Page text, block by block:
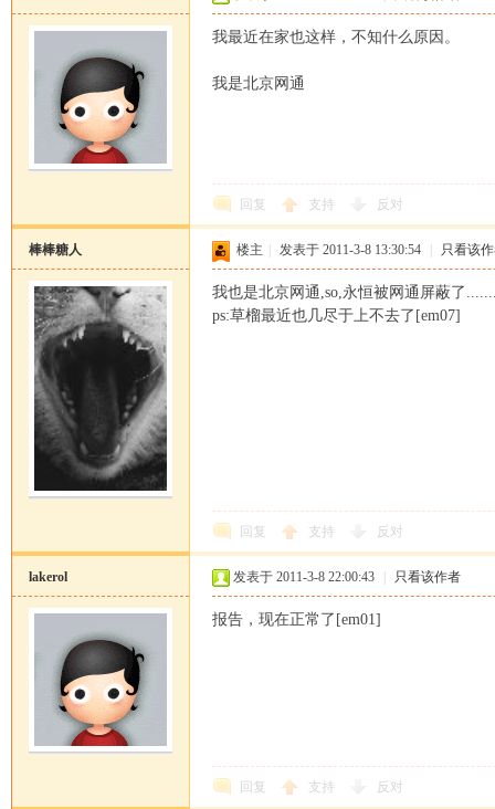
我最近在家也这样，不知什么原因。
我是北京网通
回复 支持 反对
棒棒糖人 楼主 发表于 2011-3-8 13:30:54 只看该
我也是北京网通,so,永恒被网通屏蔽了
ps:草榴最近也几尽于上不去了[em07]
回复 支持 反对
lakerol 发表于 2011-3-8 22:00:43 只看该作者
报告，现在正常了[em01]
回复 支持 反对